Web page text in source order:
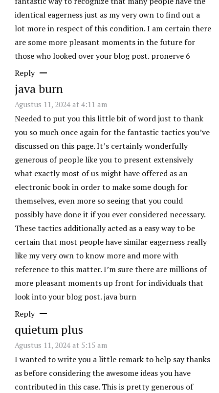
identical eagerness just as my very own to find out a
lot more in respect of this condition. I am certain there
are some more pleasant moments in the future for
those who looked over your blog post. pronerve 6
Reply
java burn
Agustus 11, 2024 at 4:11 am
Needed to put you this little bit of word just to thank
you so much once again for the fantastic tactics you’ve
discussed on this page. It’s certainly wonderfully
generous of people like you to present extensively
what exactly most of us might have offered as an
electronic book in order to make some dough for
themselves, even more so seeing that you could
possibly have done it if you ever considered necessary.
These tactics additionally acted as a easy way to be
certain that most people have similar eagerness really
like my very own to know more and more with
reference to this matter. I’m sure there are millions of
more pleasant moments up front for individuals that
look into your blog post.java burn
Reply
quietum plus
Agustus 11, 2024 at 5:15 am
I wanted to write you a little remark to help say thanks
as before considering the awesome ideas you have
contributed in this case. This is pretty generous of